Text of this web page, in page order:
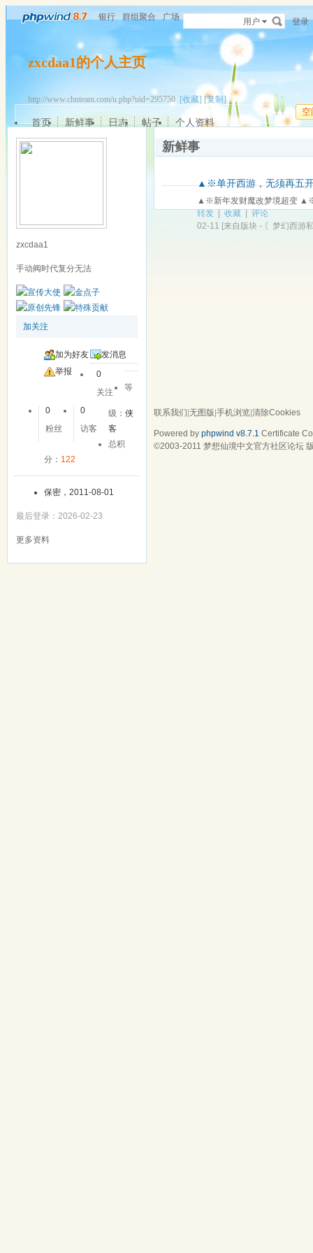
银行 群组聚合 广场 用户 登录
zxcdaa1的个人主页
http://www.chnteam.com/u.php?uid=295750 [收藏] [复制]
空
首页 新鲜事 日志 帖子 个人资料
zxcdaa1
手动阀时代复分无法
加关注
加为好友
发消息
举报
0
关注
0
粉丝
0
访客
等
级：侠
客
总积
分： 122
保密，2011-08-01
最后登录：2026-02-23
更多资料
新鲜事
▲※单开西游，无须再五
▲※新年发财魔改梦境超变
转发|收藏|评论
02-11 [来自版块 - 〖梦幻西游
联系我们 无图版 手机浏览 清除Cookies
Powered by phpwind v8.7.1 Certificate
©2003-2011 梦想仙境中文官方社区论坛